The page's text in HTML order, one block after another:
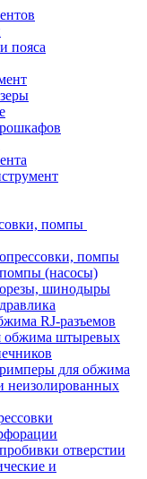
пояса
помпы
помпы
(насосы)
шинодыры
RJ-разъемов
обжима штыревых
для обжима
неизолированных
отверстии
и